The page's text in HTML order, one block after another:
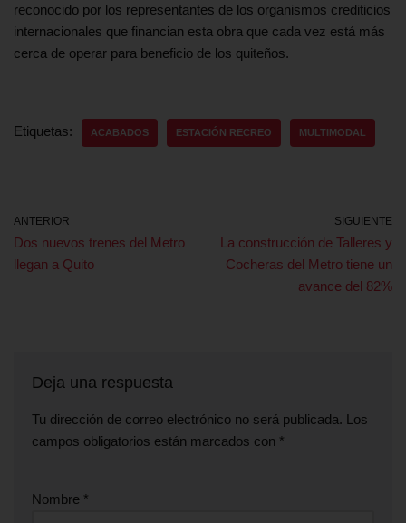
reconocido por los representantes de los organismos crediticios
internacionales que financian esta obra que cada vez está más
cerca de operar para beneficio de los quiteños.
Etiquetas: ACABADOS ESTACIÓN RECREO MULTIMODAL
ANTERIOR
Dos nuevos trenes del Metro
llegan a Quito
SIGUIENTE
La construcción de Talleres y
Cocheras del Metro tiene un
avance del 82%
Deja una respuesta
Tu dirección de correo electrónico no será publicada. Los
campos obligatorios están marcados con *
Nombre *